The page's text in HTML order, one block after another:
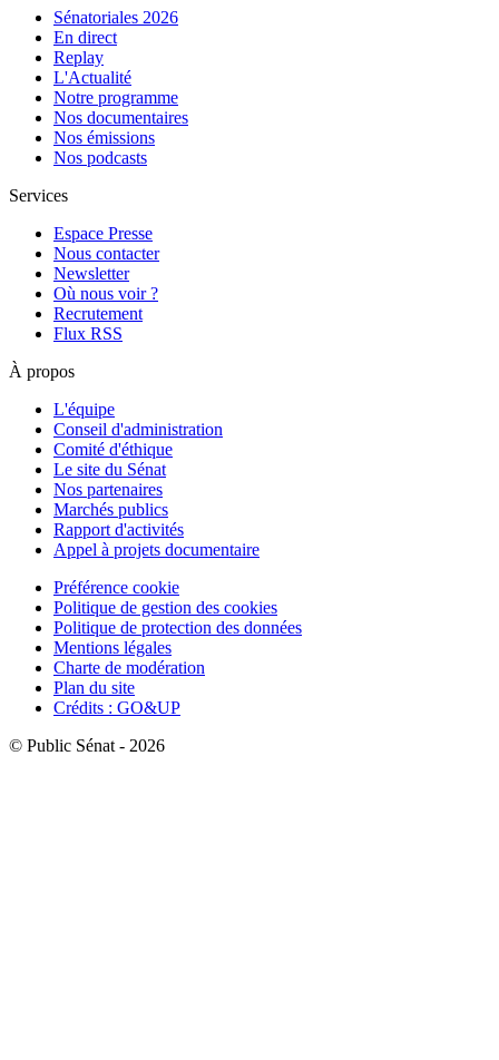
Sénatoriales 2026
En direct
Replay
L'Actualité
Notre programme
Nos documentaires
Nos émissions
Nos podcasts
Services
Espace Presse
Nous contacter
Newsletter
Où nous voir ?
Recrutement
Flux RSS
À propos
L'équipe
Conseil d'administration
Comité d'éthique
Le site du Sénat
Nos partenaires
Marchés publics
Rapport d'activités
Appel à projets documentaire
Préférence cookie
Politique de gestion des cookies
Politique de protection des données
Mentions légales
Charte de modération
Plan du site
Crédits : GO&UP
© Public Sénat - 2026